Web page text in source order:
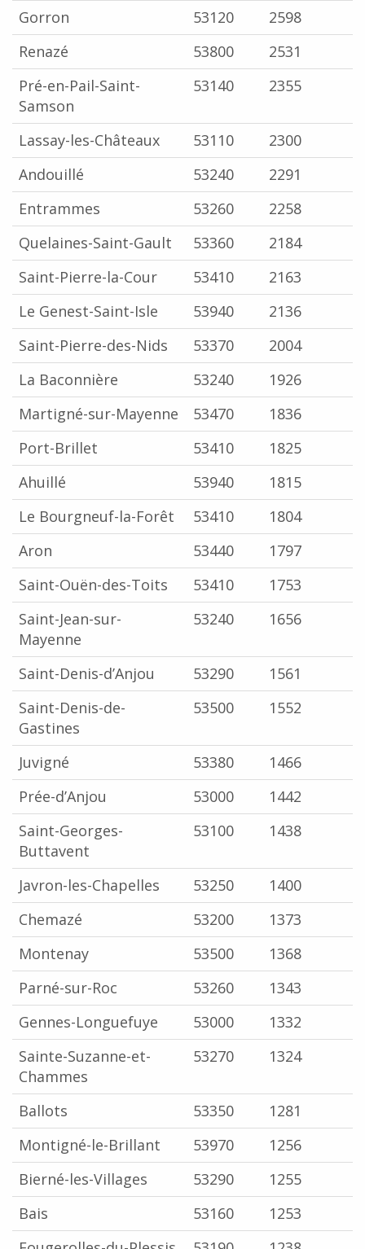
Gorron
53120
2598
Renazé
53800
2531
Pré-en-Pail-Saint-
Samson
53140 2355
Lassay-les-Châteaux 53110
2300
Andouillé
53240
2291
Entrammes
53260
2258
Quelaines-Saint-Gault
53360
2184
Saint-Pierre-la-Cour
53410
2163
Le Genest-Saint-Isle
53940
2136
Saint-Pierre-des-Nids
53370
2004
La Baconnière
53240
1926
Martigné-sur-Mayenne
53470
1836
Port-Brillet
53410
1825
Ahuillé
53940
1815
Le Bourgneuf-la-Forêt
53410
1804
Aron
53440
1797
Saint-Ouën-des-Toits
53410
1753
Saint-Jean-sur-
Mayenne
53240 1656
Saint-Denis-d’Anjou 53290
1561
Saint-Denis-de-
Gastines
53500 1552
Juvigné 53380
1466
Prée-d’Anjou
53000
1442
Saint-Georges-
Buttavent
53100 1438
Javron-les-Chapelles 53250
1400
Chemazé
53200
1373
Montenay
53500
1368
Parné-sur-Roc
53260
1343
Gennes-Longuefuye
53000
1332
Sainte-Suzanne-et-
Chammes
53270 1324
Ballots 53350
1281
Montigné-le-Brillant
53970
1256
Bierné-les-Villages
53290
1255
Bais
53160
1253